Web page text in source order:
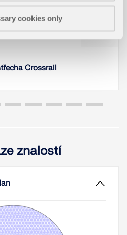
cookies only
Crossrail
znalostí